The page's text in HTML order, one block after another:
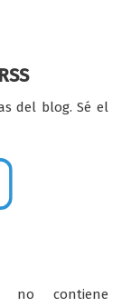
del blog. Sé el
no contiene